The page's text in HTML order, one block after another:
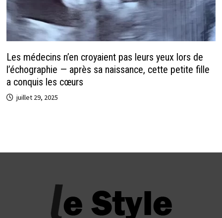
Les médecins n’en croyaient pas leurs yeux lors de
l’échographie — après sa naissance, cette petite fille
a conquis les cœurs
juillet 29, 2025